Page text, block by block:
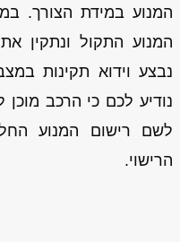
המנוע במידת הצורך.
המנוע התקול ונתקין
נבצע וידוא תקינות
נודיע לכם כי הרכב
לשם רישום המנוע
הרישוי.